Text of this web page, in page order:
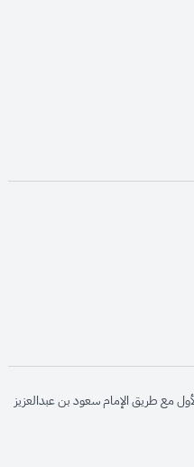
opens in new
مع طريق الإمام سعود بن عبدالعزيز